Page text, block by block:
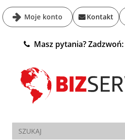
Moje konto Kontakt
Masz pytania? Zadzwoń: